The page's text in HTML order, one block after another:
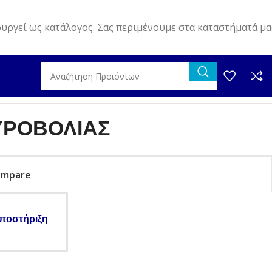
ως κατάλογος. Σας περιμένουμε στα καταστήματά